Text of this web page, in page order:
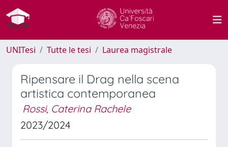
UNITesi Tutte le tesi Laurea magistrale
Ripensare il Drag nella scena
artistica contemporanea
Rossi, Caterina Rachele
2023/2024